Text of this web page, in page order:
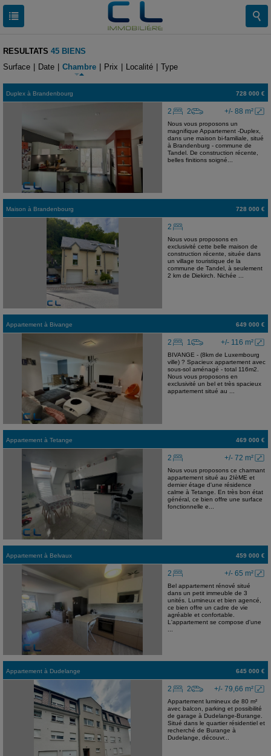
RESULTATS 45 BIENS
Surface
Date Chambre Prix Localité Type
Duplex à Brandenbourg 728 000 €
+/- 88 m²
2 2
Nous vous proposons un
magnifique Appartement -Duplex,
dans une maison bi-familiale, situé
à Brandenburg - commune de
Tandel. De construction récente,
belles finitions soigné...
Maison à Brandenbourg 728 000 €
2
Nous vous proposons en
exclusivité cette belle maison de
construction récente, située dans
un village touristique de la
commune de Tandel, à seulement
2 km de Diekirch. Nichée ...
Appartement à Bivange 649 000 €
+/- 116 m²
2 1
BIVANGE - (8km de Luxembourg
ville) ? Spacieux appartement avec
sous-sol aménagé - total 116m2.
Nous vous proposons en
exclusivité un bel et très spacieux
appartement situé au ...
Appartement à Tetange 469 000 €
+/- 72 m²
2
Nous vous proposons ce charmant
appartement situé au 2IèME et
dernier étage d'une résidence
calme à Tetange. En très bon état
général, ce bien offre une surface
fonctionnelle e...
Appartement à Belvaux 459 000 €
+/- 65 m²
2
Bel appartement rénové situé
dans un petit immeuble de 3
unités. Lumineux et bien agencé,
ce bien offre un cadre de vie
agréable et confortable.
L'appartement se compose d'une
Appartement à Dudelange 645 000 €
+/- 79,66 m²
2 2
Appartement lumineux de 80 m²
avec balcon, parking et possibilité
de garage à Dudelange-Burange.
Situé dans le quartier résidentiel et
recherché de Burange à
Dudelange, découvr...